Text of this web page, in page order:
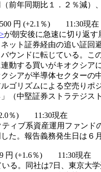
前年同期比１．２％減）
円 (+2.1％) 11:30現在
が朝安後に急速に切り返
ット証券経由の追い証
ウンドに転じている。
動する買いがキオクシ
シアが半導体セクター
ゴリズムによる空売り
（中堅証券ストラテジス
％) 11:30現在
ィブ系資産運用ファン
た。報告義務発生日は６
円 (+1.6％) 11:30現在
る。同社は7日、東京大